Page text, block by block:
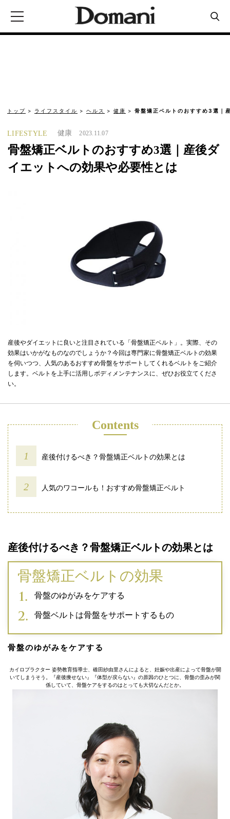
トップ ライフスタイル ヘルス 健康 骨盤矯正ベルトのおすすめ3選｜
LIFESTYLE 健康 2023.11.07
骨盤矯正ベルトのおすすめ3選｜産後ダ
イエットへの効果や必要性とは
産後やダイエットに良いと注目されている「骨盤矯正ベルト」。実際、その
効果はいかがなものなのでしょうか？今回は専門家に骨盤矯正ベルトの効果
を伺いつつ、人気のあるおすすめ骨盤をサポートしてくれるベルトをご紹介
します。ベルトを上手に活用しボディメンテナンスに、ぜひお役立てくださ
い。
Contents
産後付けるべき？骨盤矯正ベルトの効果とは
人気のワコールも！おすすめ骨盤矯正ベルト
産後付けるべき？骨盤矯正ベルトの効果とは
骨盤矯正ベルトの効果
骨盤のゆがみをケアする
骨盤ベルトは骨盤をサポートするもの
骨盤のゆがみをケアする
カイロプラクター 姿勢教育指導士、碓田紗由里さんによると、妊娠や出産によって骨盤が開
いてしまうそう。『産後痩せない』『体型が戻らない』の原因のひとつに、骨盤の歪みが関
係していて、骨盤ケアをするのはとっても大切なんだとか。